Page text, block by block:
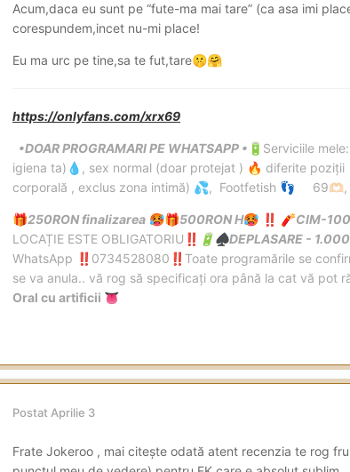
Acum,daca eu sunt pe “fute-ma mai tare” (ca asa imi
corespundem,incet nu-mi place!
Eu ma urc pe tine,sa te fut,tare🤫🤗
https://onlyfans.com/xrx69
•DOAR PROGRAMARI PE WHATSAPP • 🔋 Serviciile mele:
igiena ta) 💧 , sex normal (doar protejat ) 🔥 diferite poziții
corporală , exclus zona intimă) 💦, Footfetish 👣 69🫶🏻
🎁250RON finalizarea 🥵🎁500RON H🥵 ‼️ 🧨CIM-
LOCAȚIE ESTE OBLIGATORIU ‼️ 🔋♠️DEPLASARE -
WhatsApp ‼️ 0734528080 ‼️ Toate programările se
se va anula.. vă rog să specificați ora până la cat vă pot
Oral cu artificii 👅
Postat Aprilie 3
Frate Jokeroo , mai citește odată atent recenzia te rog